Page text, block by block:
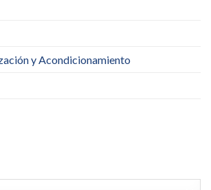
y Acondicionamiento